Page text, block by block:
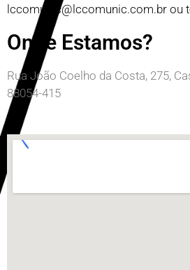
lccomunic@lccomunic.com.br ou
Onde Estamos?
Rua João Coelho da Costa, 275,
88054-415